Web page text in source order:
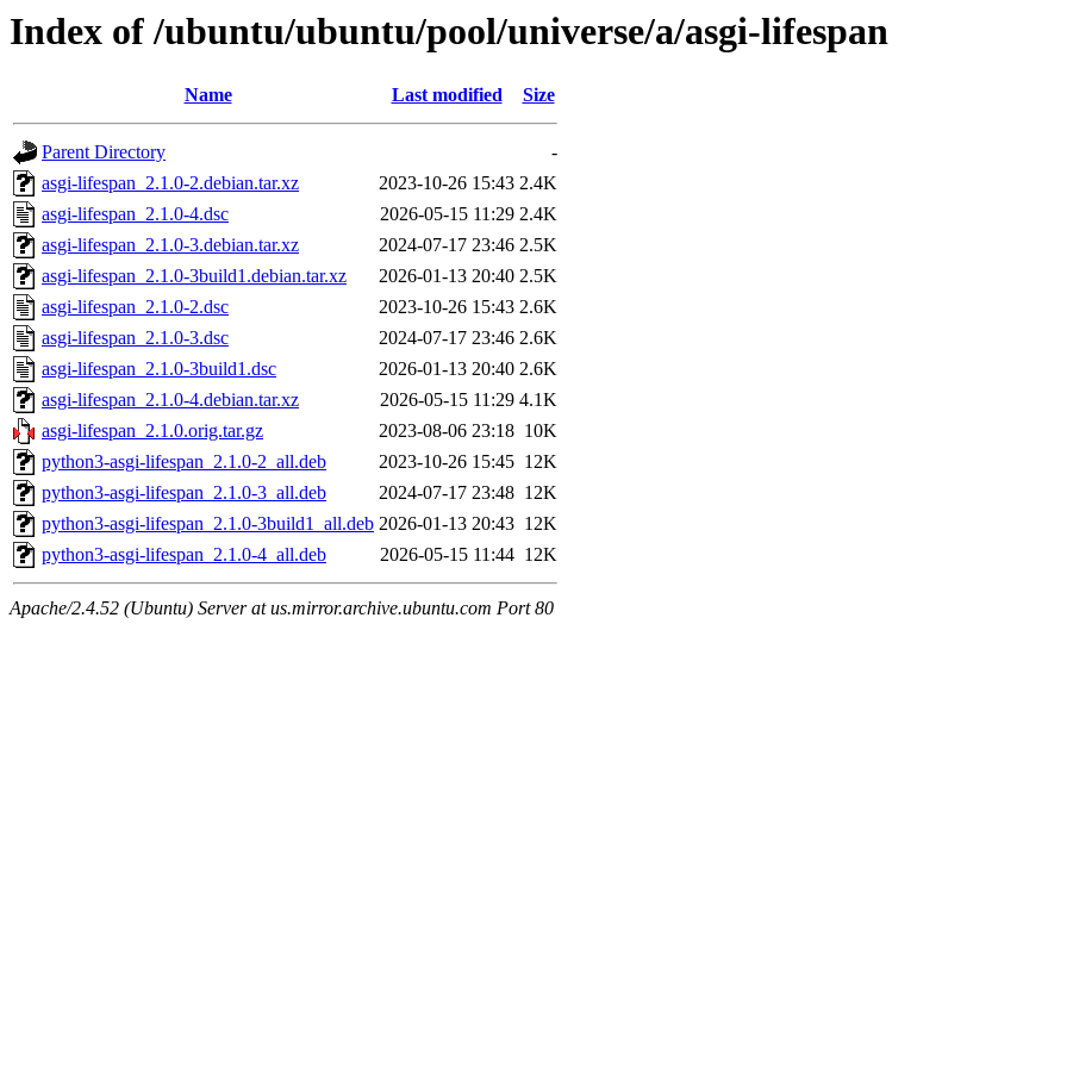
Index of /ubuntu/ubuntu/pool/universe/a/asgi-lifespan
Name Last modified Size
Parent Directory
-
asgi-lifespan_2.1.0-2.debian.tar.xz
2023-10-26 15:43 2.4K
asgi-lifespan_2.1.0-4.dsc
2026-05-15 11:29 2.4K
asgi-lifespan_2.1.0-3.debian.tar.xz
2024-07-17 23:46 2.5K
asgi-lifespan_2.1.0-3build1.debian.tar.xz
2026-01-13 20:40 2.5K
asgi-lifespan_2.1.0-2.dsc
2023-10-26 15:43 2.6K
asgi-lifespan_2.1.0-3.dsc
2024-07-17 23:46 2.6K
asgi-lifespan_2.1.0-3build1.dsc
2026-01-13 20:40 2.6K
asgi-lifespan_2.1.0-4.debian.tar.xz
2026-05-15 11:29 4.1K
asgi-lifespan_2.1.0.orig.tar.gz
2023-08-06 23:18 10K
python3-asgi-lifespan_2.1.0-2_all.deb
2023-10-26 15:45 12K
python3-asgi-lifespan_2.1.0-3_all.deb
2024-07-17 23:48 12K
python3-asgi-lifespan_2.1.0-3build1_all.deb 2026-01-13 20:43 12K
python3-asgi-lifespan_2.1.0-4_all.deb
2026-05-15 11:44 12K
Apache/2.4.52 (Ubuntu) Server at us.mirror.archive.ubuntu.com Port 80